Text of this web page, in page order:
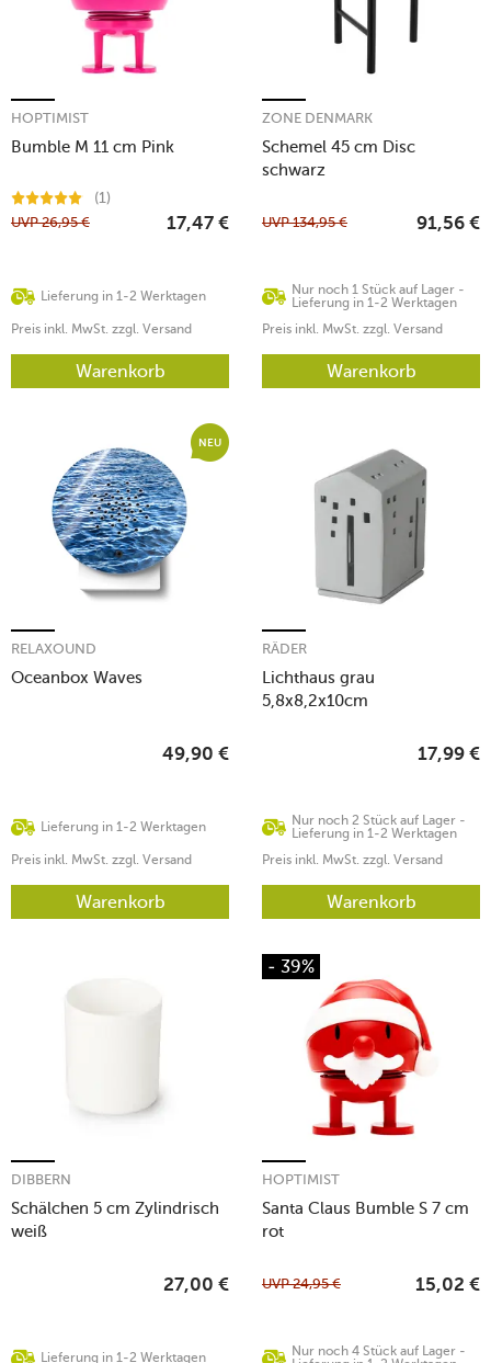
Bumble M 11 cm Pink
HOPTIMIST
(1)
Lieferung in 1-2 Werktagen
UVP26,95 € 17,47 €
Preis inkl. MwSt. zzgl. Versand
Warenkorb
Schemel 45 cm Disc
schwarz
ZONE DENMARK
Nur noch 1 Stück auf Lager -
Lieferung in 1-2 Werktagen
UVP134,95 € 91,56 €
Preis inkl. MwSt. zzgl. Versand
Warenkorb
NEU
Oceanbox Waves
RELAXOUND
Lieferung in 1-2 Werktagen
49,90 €
Preis inkl. MwSt. zzgl. Versand
Warenkorb
Lichthaus grau
5,8x8,2x10cm
RÄDER
Nur noch 2 Stück auf Lager -
Lieferung in 1-2 Werktagen
17,99 €
Preis inkl. MwSt. zzgl. Versand
Warenkorb
Schälchen 5 cm Zylindrisch
weiß
DIBBERN
Lieferung in 1-2 Werktagen
27,00 €
- 39%
Santa Claus Bumble S 7 cm
rot
HOPTIMIST
Nur noch 4 Stück auf Lager -
UVP24,95 € 15,02 €